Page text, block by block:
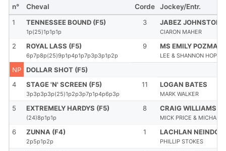
n° Cheval Corde
Jockey/Entr.
1
TENNESSEE BOUND (F5)
1p(25)1p1p1p
3 JABEZ JOHNSTONE
CIARON MAHER
2 ROYAL LASS (F5)
6p7p8p(25)9p1p4p1p7p3p3p1p2p
9 MS EMILY POZMAN
LEE & SHANNON HOPE
NP
DOLLAR SHOT (F5)
4
STAGE 'N' SCREEN (F5)
3p3p3p3p(25)1p2p3p7p1p4p6p3p
11 LOGAN BATES
MARK WALKER
5 EXTREMELY HARDYS (F5)
(24)8p1p1p
8 CRAIG WILLIAMS
MICK PRICE & MICHAEL
6 ZUNNA (F4)
2p5p1p2p
1 LACHLAN
PHILLIP STOKES